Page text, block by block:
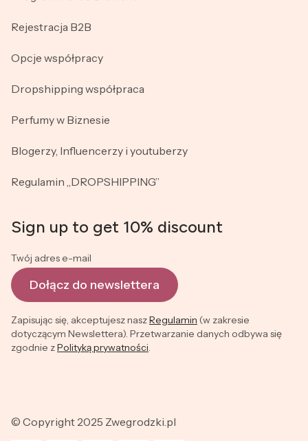
Rejestracja B2B
Opcje współpracy
Dropshipping współpraca
Perfumy w Biznesie
Blogerzy, Influencerzy i youtuberzy
Regulamin „DROPSHIPPING”
Sign up to get 10% discount
Twój adres e-mail
Dołącz do newslettera
Zapisując się, akceptujesz naszRegulamin (w zakresie
dotyczącym Newslettera). Przetwarzanie danych odbywa się
zgodnie zPolityką prywatności.
© Copyright 2025 Zwegrodzki.pl